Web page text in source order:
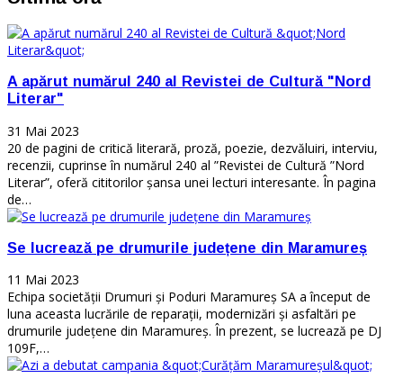
A apărut numărul 240 al Revistei de Cultură "Nord
Literar"
31 Mai 2023
20 de pagini de critică literară, proză, poezie, dezvăluiri, interviu,
recenzii, cuprinse în numărul 240 al ”Revistei de Cultură ”Nord
Literar”, oferă cititorilor șansa unei lecturi interesante. În pagina
de…
Se lucrează pe drumurile județene din Maramureș
11 Mai 2023
Echipa societății Drumuri și Poduri Maramureș SA a început de
luna aceasta lucrările de reparații, modernizări și asfaltări pe
drumurile județene din Maramureș. În prezent, se lucrează pe DJ
109F,…